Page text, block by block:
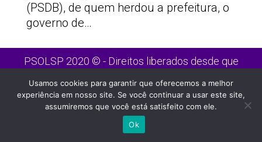
(PSDB), de quem herdou a prefeitura, o
governo de…
PSOLSP 2020 © - Direitos liberados desde que
Site desenvolvido por Appmobi
Usamos cookies para garantir que oferecemos a melhor
experiência em nosso site. Se você continuar a usar este site,
assumiremos que você está satisfeito com ele.
Ok